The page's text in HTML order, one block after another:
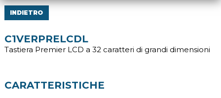
INDIETRO
C1VERPRELCDL
Tastiera Premier LCD a 32 caratteri di grandi dimensioni
CARATTERISTICHE